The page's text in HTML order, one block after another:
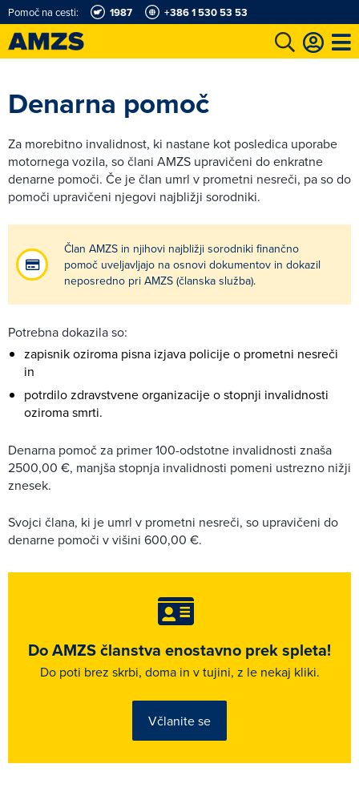
Pomoč na cesti: 1987 +386 1 530 53 53
Denarna pomoč
Za morebitno invalidnost, ki nastane kot posledica uporabe
motornega vozila, so člani AMZS upravičeni do enkratne
denarne pomoči. Če je član umrl v prometni nesreči, pa so do
pomoči upravičeni njegovi najbližji sorodniki.
Član AMZS in njihovi najbližji sorodniki finančno
pomoč uveljavljajo na osnovi dokumentov in dokazil
neposredno pri AMZS (članska služba).
Potrebna dokazila so:
zapisnik oziroma pisna izjava policije o prometni nesreči
in
potrdilo zdravstvene organizacije o stopnji invalidnosti
oziroma smrti.
Denarna pomoč za primer 100-odstotne invalidnosti znaša
2500,00 €, manjša stopnja invalidnosti pomeni ustrezno nižji
znesek.
Svojci člana, ki je umrl v prometni nesreči, so upravičeni do
denarne pomoči v višini 600,00 €.
Do AMZS članstva enostavno prek spleta!
Do poti brez skrbi, doma in v tujini, z le nekaj kliki.
Včlanite se